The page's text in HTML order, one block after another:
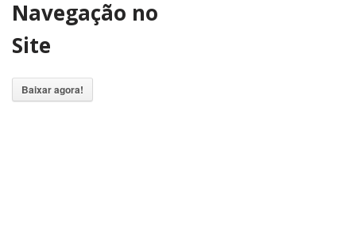
Navegação no
Site
Baixar agora!